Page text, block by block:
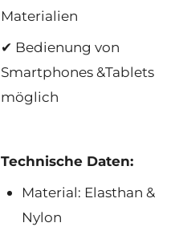
Materialien
✔ Bedienung von
Smartphones &Tablets
möglich
Technische Daten:
Material: Elasthan &
Nylon